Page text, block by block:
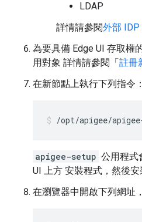
LDAP
詳情請參閱外部 IDP
為要具備 Edge UI 存取權
用對象 詳情請參閱「註冊
在新節點上執行下列指令：
/opt/apigee/
apigee-setup 公用程式
UI 上方 安裝程式，然後安
在瀏覽器中開啟下列網址